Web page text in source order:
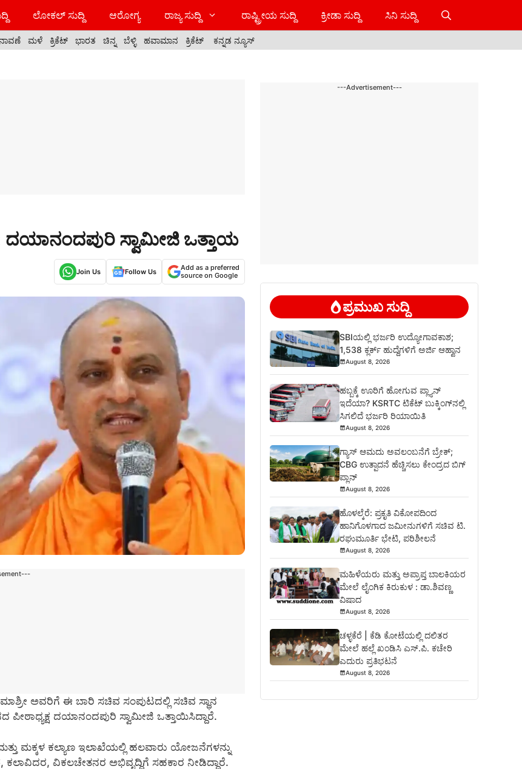
ಲೋಕಲ್ ಸುದ್ದಿ ಆರೋಗ್ಯ ರಾಜ್ಯ ಸುದ್ದಿ ರಾಷ್ಟ್ರೀಯ ಸುದ್ದಿ ಕ್ರೀಡಾ ಸುದ್ದಿ ಸಿನಿ ಸುದ್ದಿ
ಮಳೆ ಕ್ರಿಕೆಟ್ ಭಾರತ ಚಿನ್ನ ಬೆಳ್ಳಿ ಹವಾಮಾನ ಕ್ರಿಕೆಟ್ ಕನ್ನಡ ನ್ಯೂಸ್
ಸ್ವಾಮೀಜಿ ಒತ್ತಾಯ
Join Us Follow Us
Add as a preferred
source on Google
ಅವರಿಗೆ ಈ ಬಾರಿ ಸಚಿವ ಸಂಪುಟದಲ್ಲಿ ಸಚಿವ ಸ್ಥಾನ
ದಯಾನಂದಪುರಿ ಸ್ವಾಮೀಜಿ ಒತ್ತಾಯಿಸಿದ್ದಾರೆ.
ಮಕ್ಕಳ ಕಲ್ಯಾಣ ಇಲಾಖೆಯಲ್ಲಿ ಹಲವಾರು ಯೋಜನೆಗಳನ್ನು
ವಿಕಲಚೇತನರ ಅಭಿವೃದ್ಧಿಗೆ ಸಹಕಾರ ನೀಡಿದ್ದಾರೆ.
---Advertisement---
ಪ್ರಮುಖ ಸುದ್ದಿ
SBIಯಲ್ಲಿ ಭರ್ಜರಿ ಉದ್ಯೋಗಾವಕಾಶ;
1,538 ಕ್ಲರ್ಕ್ ಹುದ್ದೆಗಳಿಗೆ ಅರ್ಜಿ ಆಹ್ವಾನ
August 8, 2026
ಹಬ್ಬಕ್ಕೆ ಊರಿಗೆ ಹೋಗುವ ಪ್ಲ್ಯಾನ್
ಇದೆಯಾ? KSRTC ಟಿಕೆಟ್ ಬುಕ್ಕಿಂಗ್‌ನಲ್ಲಿ
ಸಿಗಲಿದೆ ಭರ್ಜರಿ ರಿಯಾಯಿತಿ
August 8, 2026
ಗ್ಯಾಸ್ ಆಮದು ಅವಲಂಬನೆಗೆ ಬ್ರೇಕ್;
CBG ಉತ್ಪಾದನೆ ಹೆಚ್ಚಿಸಲು ಕೇಂದ್ರದ ಬಿಗ್
ಪ್ಲಾನ್
August 8, 2026
ಹೊಳಲ್ಕೆರೆ: ಪ್ರಕೃತಿ ವಿಕೋಪದಿಂದ
ಹಾನಿಗೊಳಗಾದ ಜಮೀನುಗಳಿಗೆ ಸಚಿವ ಟಿ.
ರಘುಮೂರ್ತಿ ಭೇಟಿ, ಪರಿಶೀಲನೆ
August 8, 2026
ಮಹಿಳೆಯರು ಮತ್ತು ಅಪ್ರಾಪ್ತ ಬಾಲಕಿಯರ
ಮೇಲೆ ಲೈಂಗಿಕ ಕಿರುಕುಳ : ಡಾ.ಶಿವಣ್ಣ
ವಿಷಾದ
August 8, 2026
ಚಳ್ಳಕೆರೆ | ಕೆಡಿ ಕೋಟೆಯಲ್ಲಿ ದಲಿತರ
ಮೇಲೆ ಹಲ್ಲೆ ಖಂಡಿಸಿ ಎಸ್.ಪಿ. ಕಚೇರಿ
ಎದುರು ಪ್ರತಿಭಟನೆ
August 8, 2026